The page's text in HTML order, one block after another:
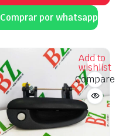
Comprar por whatsapp
Add to
wishlist
Compare